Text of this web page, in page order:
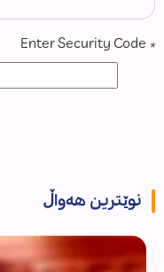
*
نوێترین هەواڵ